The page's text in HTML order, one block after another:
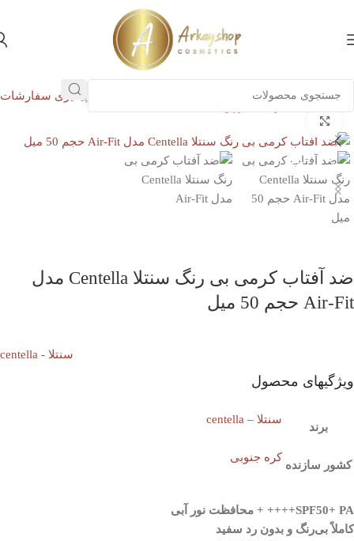
پیگیری سفارشات
پوست مراقبت از پوست
ناموجود
سنتلا - CENTELLA
ضد آفتاب کرمی بی رنگ سنتلا Centella مدل
Air-Fit حجم 50 میل
سنتلا - centella
ویژگیهای محصول
برند
سنتلا – centella
کشور سازنده
کره جنوبی
SPF50+ PA++++ + محافظت نور آبی
کاملاً بی‌رنگ و بدون رد سفید